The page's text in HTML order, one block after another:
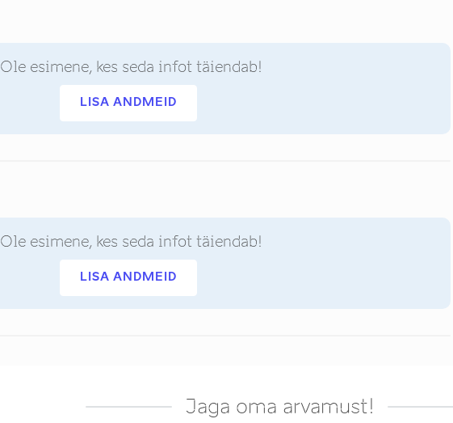
Ole esimene, kes seda infot täiendab!
LISA ANDMEID
Ole esimene, kes seda infot täiendab!
LISA ANDMEID
Jaga oma arvamust!